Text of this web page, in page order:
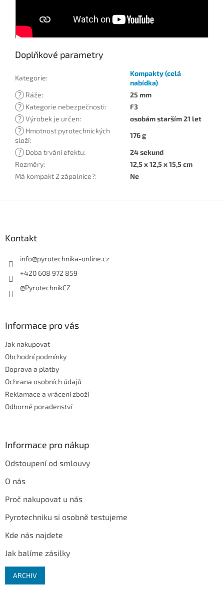
Doplňkové parametry
Kategorie:
Kompakty (celá
nabídka)
? Ráže:
25 mm
? Kategorie nebezpečnosti:
F3
? Výrobek je určen:
osobám starším 21 let
? Hmotnost pyrotechnických
složí:
176 g
? Doba trvání efektu:
24 sekund
Rozměry:
12,5 x 12,5 x 15,5 cm
Má kompakt 2 zápalnice?: Ne
Kontakt
info@pyrotechnika-online.cz
+420 608 972 859
@PyrotechnikCZ
Informace pro vás
Jak nakupovat
Obchodní podmínky
Doprava a platby
Ochrana osobních údajů
Reklamace a vrácení zboží
Odborné poradenství
Informace pro nákup
Odstoupení od smlouvy
O nás
Proč nakupovat u nás
Pyrotechniku si osobně testujeme
Kde nás najdete
Jak balíme zásilky
ARCHIV